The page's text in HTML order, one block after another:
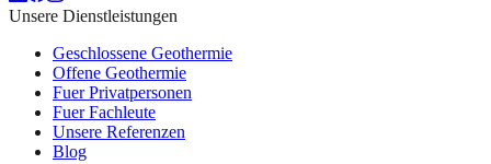
Unsere Dienstleistungen
Geschlossene Geothermie
Offene Geothermie
Fuer Privatpersonen
Fuer Fachleute
Unsere Referenzen
Blog